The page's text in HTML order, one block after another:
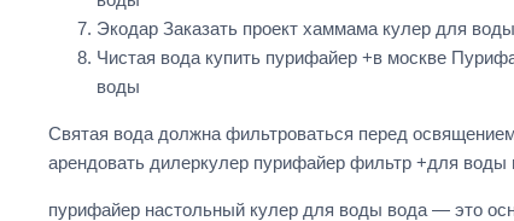
Экодар Заказать проект хаммама кулер для
Чистая вода купить пурифайер +в москве
воды
Святая вода должна фильтроваться перед
арендовать дилеркулер пурифайер фильтр +для воды
пурифайер настольный кулер для воды вода — это